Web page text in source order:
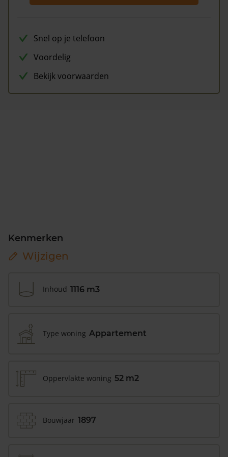
Snel op je telefoon
Voordelig
Bekijk voorwaarden
Kenmerken
Wijzigen
Inhoud 1116 m3
Type woning Appartement
Oppervlakte woning 52 m2
Bouwjaar 1897